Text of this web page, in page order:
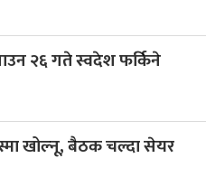
२६ गते स्वदेश फर्किने
खोल्नू, बैठक चल्दा सेयर